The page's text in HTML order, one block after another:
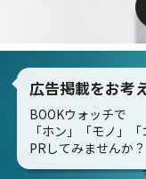
広告掲載をお考
BOOKウォッチで
「ホン」「モノ」
PRしてみませんか？